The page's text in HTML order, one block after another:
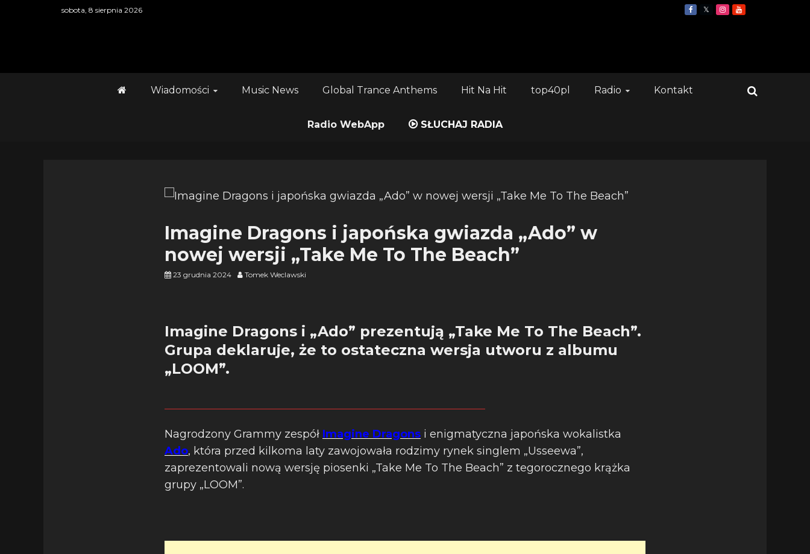
sobota, 8 sierpnia 2026
Wiadomości Music News Global Trance Anthems Hit Na Hit top40pl Radio Kontakt
Radio WebApp SŁUCHAJ RADIA
Imagine Dragons i japońska gwiazda „Ado” w
nowej wersji „Take Me To The Beach”
23 grudnia 2024 Tomek Weclawski
Imagine Dragons i „Ado” prezentują „Take Me To The Beach”.
Grupa deklaruje, że to ostateczna wersja utworu z albumu
„LOOM”.
Nagrodzony Grammy zespół Imagine Dragons i enigmatyczna japońska wokalistka
Ado, która przed kilkoma laty zawojowała rodzimy rynek singlem „Usseewa”,
zaprezentowali nową wersję piosenki „Take Me To The Beach” z tegorocznego krążka
grupy „LOOM”.